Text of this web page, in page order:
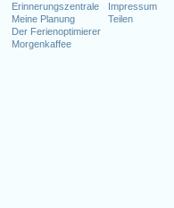
Erinnerungszentrale
Meine Planung
Der Ferienoptimierer
Morgenkaffee
Impressum
Teilen